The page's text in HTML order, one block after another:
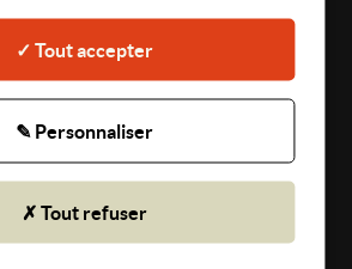
Mentions légales
Gestion des cookies
CGU
✓ Tout accepter
✎ Personnaliser
✗ Tout refuser